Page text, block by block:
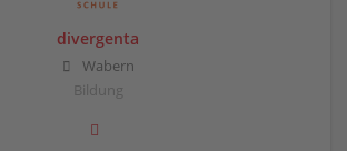
divergenta
Wabern
Bildung